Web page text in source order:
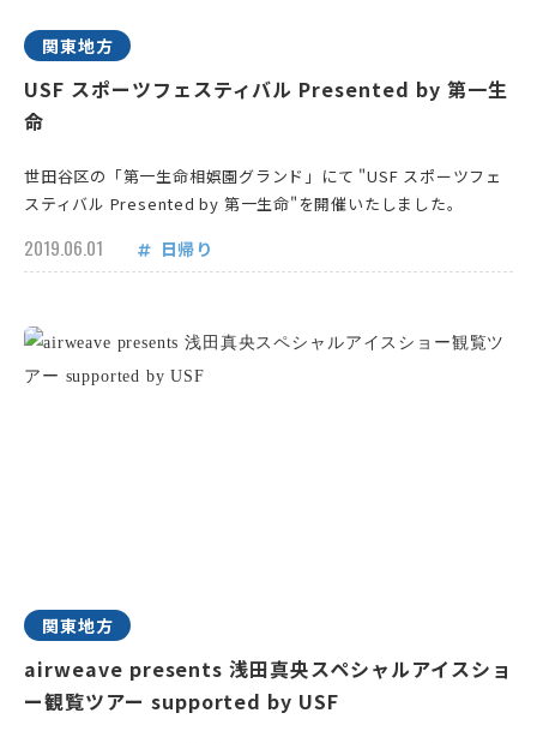
関東地方
USF スポーツフェスティバル Presented by 第一生
命
世田谷区の「第一生命相娯園グランド」にて "USF スポーツフェ
スティバル Presented by 第一生命"を開催いたしました。
2019.06.01 日帰り
関東地方
airweave presents 浅田真央スペシャルアイスショ
ー観覧ツアー supported by USF